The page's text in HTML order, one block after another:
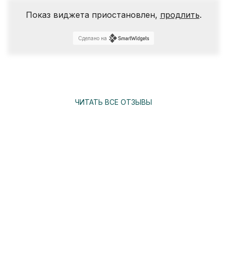
Показ виджета приостановлен, продлить.
Сделано на
ЧИТАТЬ ВСЕ ОТЗЫВЫ